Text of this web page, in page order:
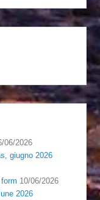
06/2026
giugno 2026
10/06/2026
2026